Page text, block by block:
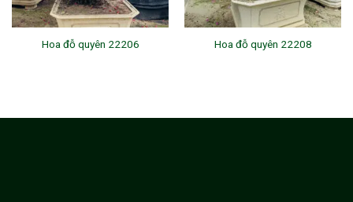
Hoa đỗ quyên 22206 Hoa đỗ quyên 22208